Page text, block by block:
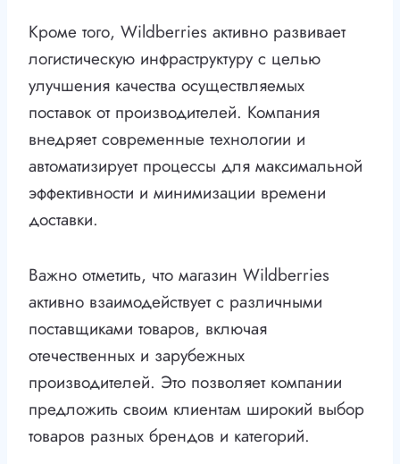
Кроме того, Wildberries активно развивает
логистическую инфраструктуру с целью
улучшения качества осуществляемых
поставок от производителей. Компания
внедряет современные технологии и
автоматизирует процессы для максимальной
эффективности и минимизации времени
доставки.
Важно отметить, что магазин Wildberries
активно взаимодействует с различными
поставщиками товаров, включая
отечественных и зарубежных
производителей. Это позволяет компании
предложить своим клиентам широкий выбор
товаров разных брендов и категорий.